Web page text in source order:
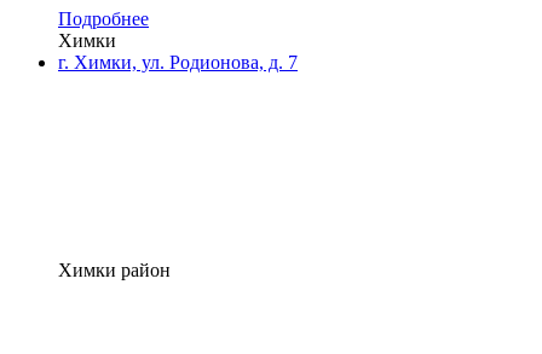
Подробнее
Химки
г. Химки, ул. Родионова, д. 7
Химки район